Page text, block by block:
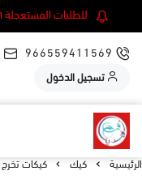
للطلبات المستعجلة ٠٥٩١٣٢٦٧١٦ المدينة و الرياض و دمام.
966559411569
تسجيل الدخول
الرئيسية كيك كيكات تخرج